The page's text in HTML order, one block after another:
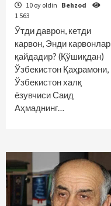
10 oy oldin Behzod
1 563
Ўтди даврон, кетди
карвон, Энди карвонлар
қайдадир? (Қўшиқдан)
Ўзбекистон Қаҳрамони,
Ўзбекистон халқ
ёзувчиси Саид
Аҳмаднинг…